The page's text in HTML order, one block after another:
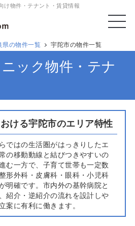
け物件・テナント・賃貸情報
県の物件一覧 宇陀市の物件一覧
ック物件・テナ
ける宇陀市のエリア特性
ではの生活圏がはっきりしたエ
の移動動線と結びつきやすいの
む一方で、子育て世帯も一定数
形外科・皮膚科・眼科・小児科
明確です。市内外の基幹病院と
紹介・逆紹介の流れを設計しや
案に有利に働きます。